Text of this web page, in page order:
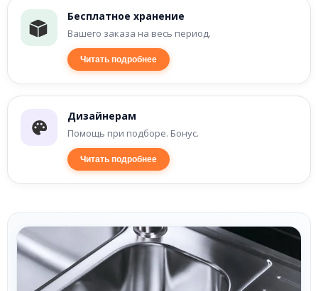
Бесплатное хранение
Вашего заказа на весь период.
Читать подробнее
Дизайнерам
Помощь при подборе. Бонус.
Читать подробнее